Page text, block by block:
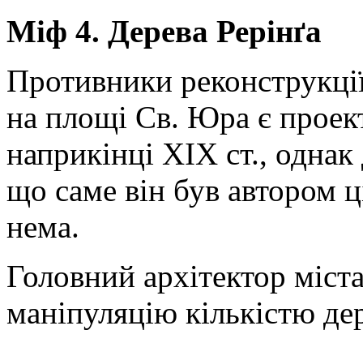
Міф 4. Дерева Рерінґа
Противники
на площі Св. Юра є
наприкінці XIX ст., однак
що саме він був автором
нема.
Головний архітектор
маніпуляцію кількістю